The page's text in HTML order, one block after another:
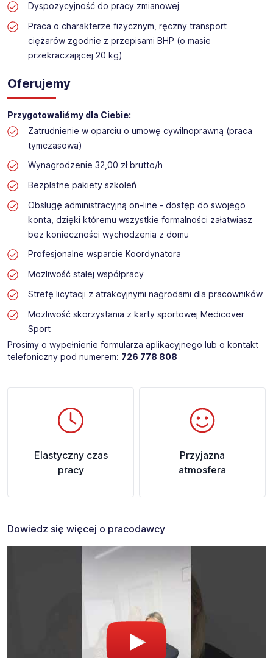
Dyspozycyjność do pracy zmianowej
Praca o charakterze fizycznym, ręczny transport
ciężarów zgodnie z przepisami BHP (o masie
przekraczającej 20 kg)
Oferujemy
Przygotowaliśmy dla Ciebie:
Zatrudnienie w oparciu o umowę cywilnoprawną (praca
tymczasowa)
Wynagrodzenie 32,00 zł brutto/h
Bezpłatne pakiety szkoleń
Obsługę administracyjną on-line - dostęp do swojego
konta, dzięki któremu wszystkie formalności załatwiasz
bez konieczności wychodzenia z domu
Profesjonalne wsparcie Koordynatora
Możliwość stałej współpracy
Strefę licytacji z atrakcyjnymi nagrodami dla pracowników
Możliwość skorzystania z karty sportowej Medicover
Sport
Prosimy o wypełnienie formularza aplikacyjnego lub o kontakt
telefoniczny pod numerem: 726 778 808
Elastyczny czas
pracy
Przyjazna
atmosfera
Dowiedz się więcej o pracodawcy